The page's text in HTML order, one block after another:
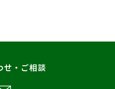
ア掲載
せ・ご相談